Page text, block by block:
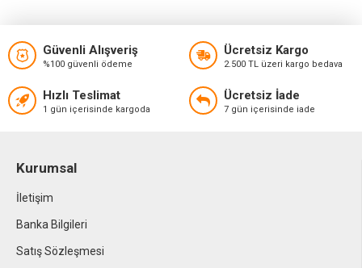
Güvenli Alışveriş
%100 güvenli ödeme
Ücretsiz Kargo
2.500 TL üzeri kargo bedava
Hızlı Teslimat
1 gün içerisinde kargoda
Ücretsiz İade
7 gün içerisinde iade
Kurumsal
İletişim
Banka Bilgileri
Satış Sözleşmesi